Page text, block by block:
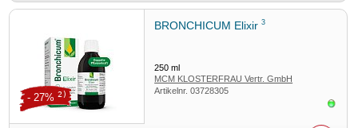
BRONCHICUM Elixir3
250ml
MCM KLOSTERFRAU Vertr. GmbH
Artikelnr.03728305
- 27% 2)